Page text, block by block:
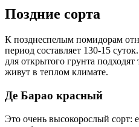
Поздние сорта
К позднеспелым помидорам
период составляет 130-15
для открытого грунта
живут в теплом климате.
Де Барао красный
Это очень высокорослый сорт: